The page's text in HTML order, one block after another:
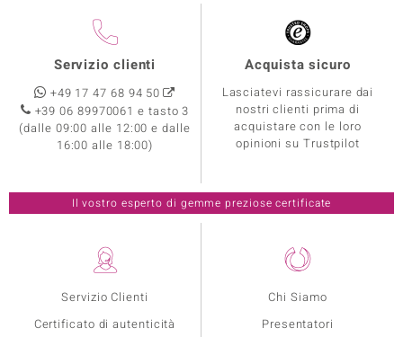
Servizio Clienti
Certificato di autenticità
Chi Siamo
Presentatori
Servizio clienti
+49 17 47 68 94 50
+39 06 89970061 e tasto 3
(dalle 09:00 alle 12:00 e dalle
16:00 alle 18:00)
Acquista sicuro
Lasciatevi rassicurare dai
nostri clienti prima di
acquistare con le loro
opinioni su Trustpilot
Il vostro esperto di gemme preziose certificate